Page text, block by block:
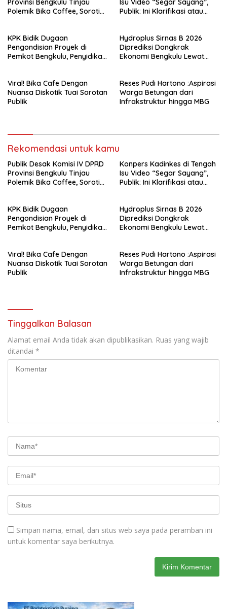
Provinsi Bengkulu Tinjau
Polemik Bika Coffee, Soroti
Isu Video “Segar Sayang”,
Publik: Ini Klarifikasi atau
KPK Bidik Dugaan
Pengondisian Proyek di
Pemkot Bengkulu, Penyidikan
Hydroplus Sirnas B 2026
Diprediksi Dongkrak
Ekonomi Bengkulu Lewat
Viral! Bika Cafe Dengan
Nuansa Diskotik Tuai Sorotan
Publik
Reses Pudi Hartono :Aspirasi
Warga Betungan dari
Infrakstruktur hingga MBG
Rekomendasi untuk kamu
Publik Desak Komisi IV DPRD
Provinsi Bengkulu Tinjau
Polemik Bika Coffee, Soroti
Konpers Kadinkes di Tengah
Isu Video “Segar Sayang”,
Publik: Ini Klarifikasi atau
KPK Bidik Dugaan
Pengondisian Proyek di
Pemkot Bengkulu, Penyidikan
Hydroplus Sirnas B 2026
Diprediksi Dongkrak
Ekonomi Bengkulu Lewat
Viral! Bika Cafe Dengan
Nuansa Diskotik Tuai Sorotan
Publik
Reses Pudi Hartono :Aspirasi
Warga Betungan dari
Infrakstruktur hingga MBG
Tinggalkan Balasan
Alamat email Anda tidak akan dipublikasikan. Ruas yang wajib
ditandai *
Simpan nama, email, dan situs web saya pada peramban ini
untuk komentar saya berikutnya.